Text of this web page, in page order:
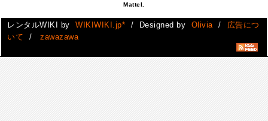
Mattel.
レンタルWIKI by WIKIWIKI.jp* / Designed by Olivia /
広告につ
いて
/ zawazawa